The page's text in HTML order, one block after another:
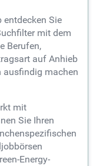
entdecken Sie
mit dem
Berufen,
auf Anhieb
ausfindig machen
mit
Sie Ihren
Energy-